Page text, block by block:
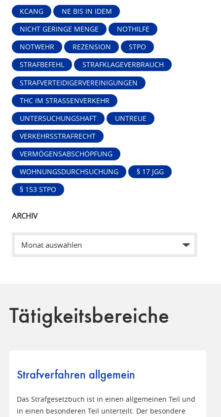
KCANG NE BIS IN IDEM
NICHT GERINGE MENGE NOTHILFE
NOTWEHR REZENSION STPO
STRAFBEFEHL STRAFKLAGEVERBRAUCH
STRAFVERTEIDIGERVEREINIGUNGEN
THC IM STRASSENVERKEHR
UNTERSUCHUNGSHAFT UNTREUE
VERKEHRSSTRAFRECHT
VERMÖGENSABSCHÖPFUNG
WOHNUNGSDURCHSUCHUNG § 17 JGG
§ 153 STPO
ARCHIV
Tätigkeitsbereiche
Strafverfahren allgemein
Das Strafgesetzbuch ist in einen allgemeinen Teil und
in einen besonderen Teil unterteilt. Der besondere